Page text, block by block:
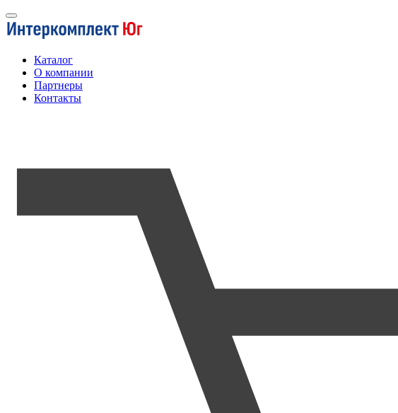
Каталог
О компании
Партнеры
Контакты